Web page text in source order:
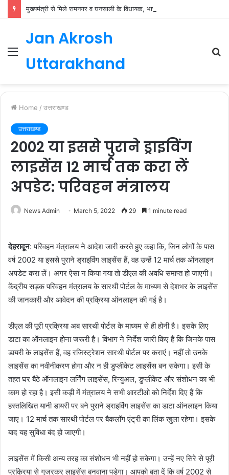
Menu
Jan Akrosh
Uttarakhand
Home / उत्तराखण्ड
उत्तराखण्ड
2002 या इससे पुराने ड्राइविंग
लाइसेंस 12 मार्च तक करा लें
अपडेट: परिवहन मंत्रालय
News Admin March 5, 2022 29 1 minute read
देहरादून: परिवहन मंत्रालय ने आदेश जारी करते हुए कहा कि, जिन लोगों के पास
वर्ष 2002 या इससे पुराने ड्राइविंग लाइसेंस हैं, वह उन्हें 12 मार्च तक ऑनलाइन
अपडेट करा लें। अगर ऐसा न किया गया तो डीएल की अवधि समाप्त हो जाएगी।
केंद्रीय सड़क परिवहन मंत्रालय के सारथी पोर्टल के माध्यम से देशभर के लाइसेंस
की जानकारी और आवेदन की प्रक्रिया ऑनलाइन की गई है।
डीएल की पूरी प्रक्रिया अब सारथी पोर्टल के माध्यम से ही होनी है। इसके लिए
डाटा का ऑनलाइन होना जरूरी है। विभाग ने निर्देश जारी किए हैं कि जिनके पास
डायरी के लाइसेंस हैं, वह रजिस्ट्रेशन सारथी पोर्टल पर कराएं। नहीं तो उनके
लाइसेंस का नवीनीकरण होगा और न ही डुप्लीकेट लाइसेंस बन सकेगा। इसी के
तहत घर बैठे ऑनलाइन लर्निंग लाइसेंस, रिन्युअल, डुप्लीकेट और संशोधन का भी
काम हो रहा है। इसी कड़ी में मंत्रालय ने सभी आरटीओ को निर्देश दिए हैं कि
हस्तलिखित यानी डायरी पर बने पुराने ड्राइविंग लाइसेंस का डाटा ऑनलाइन किया
जाए। 12 मार्च तक सारथी पोर्टल पर बैकलॉग एंट्री का लिंक खुला रहेगा। इसके
बाद यह सुविधा बंद हो जाएगी।
लाइसेंस में किसी अन्य तरह का संशोधन भी नहीं हो सकेगा। उन्हें नए सिरे से पूरी
प्रक्रिया से गुजरकर लाइसेंस बनवाना पड़ेगा। आपको बता दें कि वर्ष 2002 से